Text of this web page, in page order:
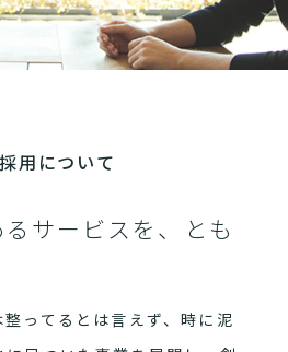
採用について
サービスを、とも
ってるとは言えず、時に泥